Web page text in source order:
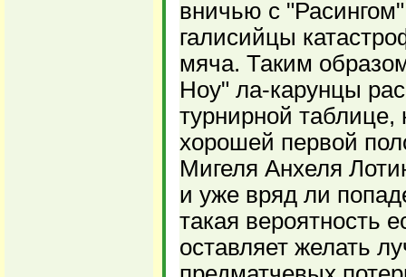
вничью с
галисийцы
мяча. Таким
Ноу" ла-карунцы
турнирной таблице,
хорошей первой
Мигеля Анхеля
и уже вряд ли
такая вероятность
оставляет желать